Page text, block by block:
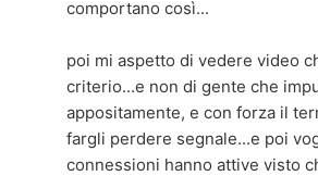
comportano così...
poi mi aspetto di vedere video
criterio...e non di gente che
appositamente, e con forza il
fargli perdere segnale...e poi
connessioni hanno attive visto